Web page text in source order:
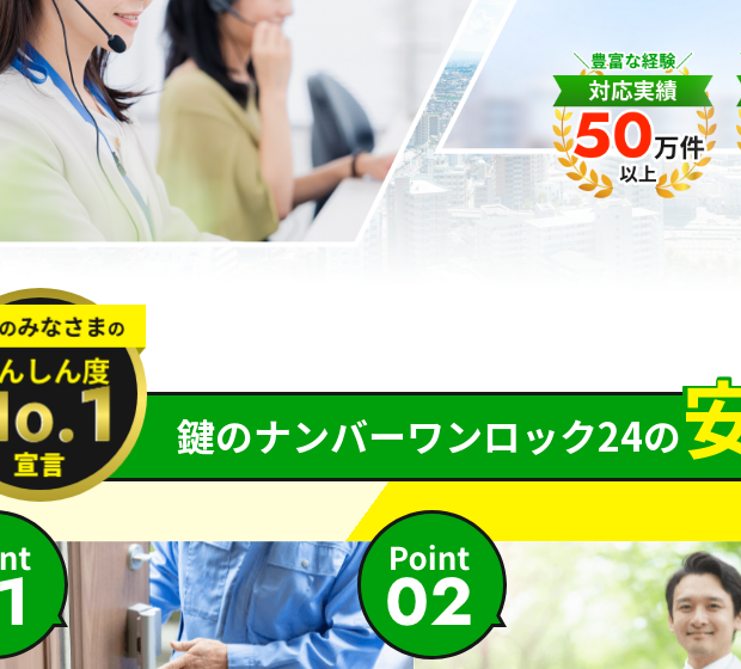
鍵のナンバーワンロック24の